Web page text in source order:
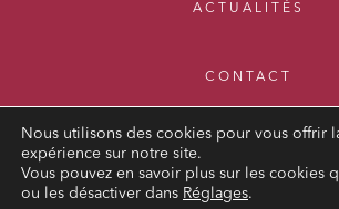
ACTUALITÉS
CONTACT
Nous utilisons des cookies pour vous offrir
expérience sur notre site.
Vous pouvez en savoir plus sur les cookies
ou les désactiver dans Réglages.